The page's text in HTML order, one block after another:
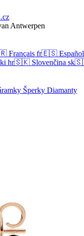
Antwerpen
Français fr🇪🇸 Español
hr🇸🇰 Slovenčina sk
Šperky Diamanty